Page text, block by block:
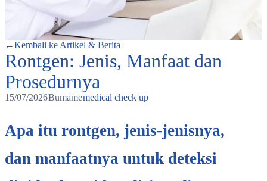
←Kembali ke Artikel & Berita
Rontgen: Jenis, Manfaat dan
Prosedurnya
15/07/2026Bumamemedical check up
Apa itu rontgen, jenis-jenisnya,
dan manfaatnya untuk deteksi